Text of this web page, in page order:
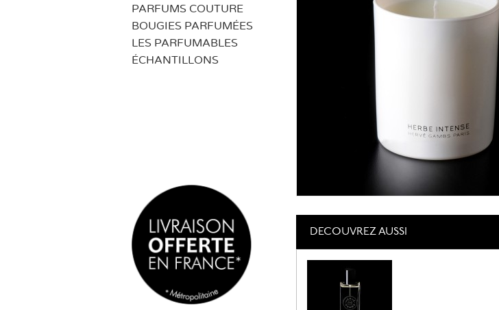
PARFUMS COUTURE
BOUGIES PARFUMÉES
LES PARFUMABLES
ÉCHANTILLONS
DECOUVREZ AUSSI